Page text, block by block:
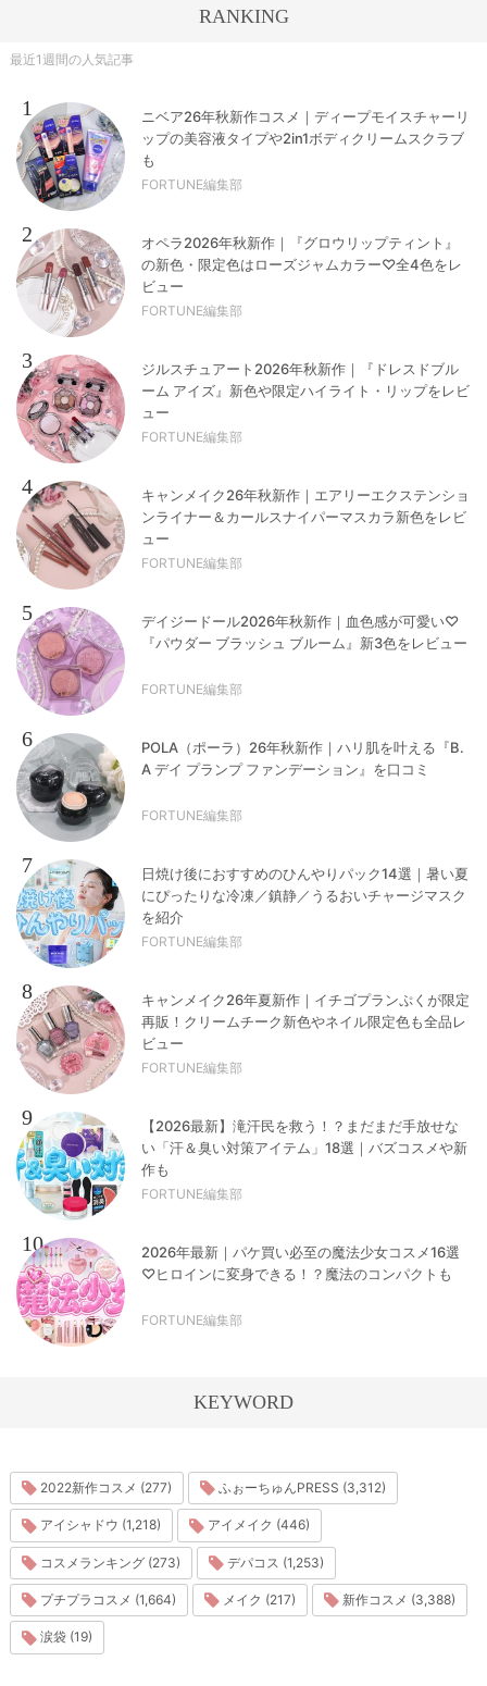
RANKING
最近1週間の人気記事
1
ニベア26年秋新作コスメ｜ディープモイスチャーリ
ップの美容液タイプや2in1ボディクリームスクラブ
も
FORTUNE編集部
2
オペラ2026年秋新作｜『グロウリップティント』
の新色・限定色はローズジャムカラー♡全4色をレ
ビュー
FORTUNE編集部
3
ジルスチュアート2026年秋新作｜『ドレスドブル
ーム アイズ』新色や限定ハイライト・リップをレビ
ュー
FORTUNE編集部
4
キャンメイク26年秋新作｜エアリーエクステンショ
ンライナー＆カールスナイパーマスカラ新色をレビ
ュー
FORTUNE編集部
5
デイジードール2026年秋新作｜血色感が可愛い♡
『パウダー ブラッシュ ブルーム』新3色をレビュー
FORTUNE編集部
6
POLA（ポーラ）26年秋新作｜ハリ肌を叶える『B.
A デイ プランプ ファンデーション』を口コミ
FORTUNE編集部
7
日焼け後におすすめのひんやりパック14選｜暑い夏
にぴったりな冷凍／鎮静／うるおいチャージマスク
を紹介
FORTUNE編集部
8
キャンメイク26年夏新作｜イチゴプランぷくが限定
再販！クリームチーク新色やネイル限定色も全品レ
ビュー
FORTUNE編集部
9
【2026最新】滝汗民を救う！？まだまだ手放せな
い「汗＆臭い対策アイテム」18選｜バズコスメや新
作も
FORTUNE編集部
10
2026年最新｜パケ買い必至の魔法少女コスメ16選
♡ヒロインに変身できる！？魔法のコンパクトも
FORTUNE編集部
KEYWORD
2022新作コスメ (277) ふぉーちゅんPRESS (3,312)
アイシャドウ (1,218) アイメイク (446)
コスメランキング (273) デパコス (1,253)
プチプラコスメ (1,664) メイク (217) 新作コスメ (3,388)
涙袋 (19)